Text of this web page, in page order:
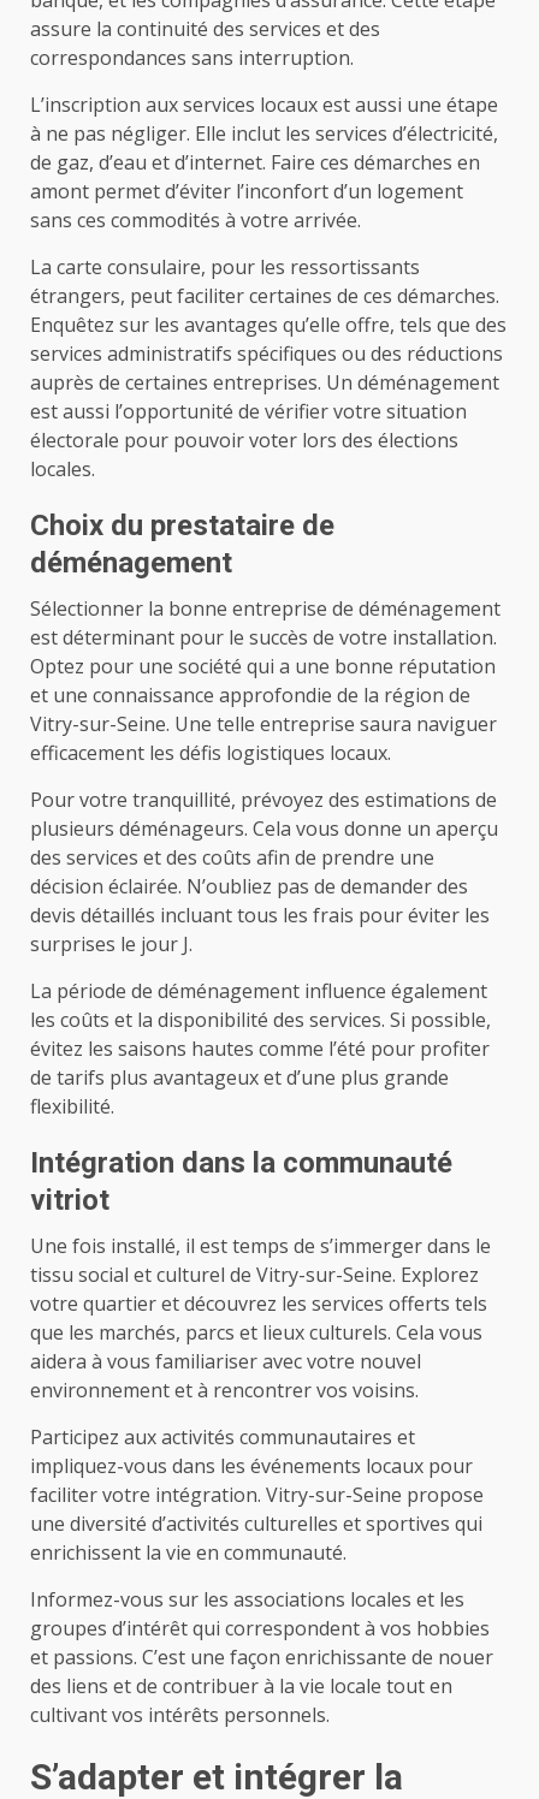
assure la continuité des services et des
correspondances sans interruption.
L’inscription aux services locaux est aussi une étape
à ne pas négliger. Elle inclut les services d’électricité,
de gaz, d’eau et d’internet. Faire ces démarches en
amont permet d’éviter l’inconfort d’un logement
sans ces commodités à votre arrivée.
La carte consulaire, pour les ressortissants
étrangers, peut faciliter certaines de ces démarches.
Enquêtez sur les avantages qu’elle offre, tels que des
services administratifs spécifiques ou des réductions
auprès de certaines entreprises. Un déménagement
est aussi l’opportunité de vérifier votre situation
électorale pour pouvoir voter lors des élections
locales.
Choix du prestataire de
déménagement
Sélectionner la bonne entreprise de déménagement
est déterminant pour le succès de votre installation.
Optez pour une société qui a une bonne réputation
et une connaissance approfondie de la région de
Vitry-sur-Seine. Une telle entreprise saura naviguer
efficacement les défis logistiques locaux.
Pour votre tranquillité, prévoyez des estimations de
plusieurs déménageurs. Cela vous donne un aperçu
des services et des coûts afin de prendre une
décision éclairée. N’oubliez pas de demander des
devis détaillés incluant tous les frais pour éviter les
surprises le jour J.
La période de déménagement influence également
les coûts et la disponibilité des services. Si possible,
évitez les saisons hautes comme l’été pour profiter
de tarifs plus avantageux et d’une plus grande
flexibilité.
Intégration dans la communauté
vitriot
Une fois installé, il est temps de s’immerger dans le
tissu social et culturel de Vitry-sur-Seine. Explorez
votre quartier et découvrez les services offerts tels
que les marchés, parcs et lieux culturels. Cela vous
aidera à vous familiariser avec votre nouvel
environnement et à rencontrer vos voisins.
Participez aux activités communautaires et
impliquez-vous dans les événements locaux pour
faciliter votre intégration. Vitry-sur-Seine propose
une diversité d’activités culturelles et sportives qui
enrichissent la vie en communauté.
Informez-vous sur les associations locales et les
groupes d’intérêt qui correspondent à vos hobbies
et passions. C’est une façon enrichissante de nouer
des liens et de contribuer à la vie locale tout en
cultivant vos intérêts personnels.
S’adapter et intégrer la